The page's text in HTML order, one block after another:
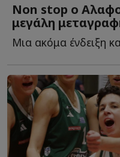
Non stop ο
μεγάλη